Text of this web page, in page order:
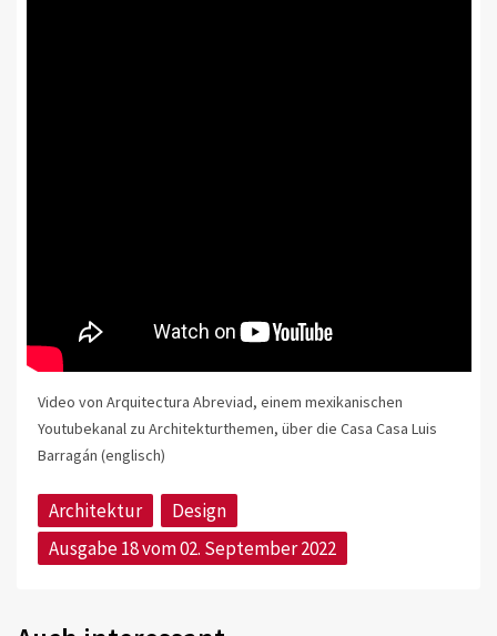
Video von Arquitectura Abreviad, einem mexikanischen
Youtubekanal zu Architekturthemen, über die Casa Casa Luis
Barragán (englisch)
Architektur
Design
Ausgabe 18 vom 02. September 2022